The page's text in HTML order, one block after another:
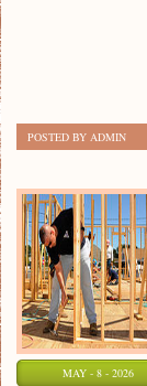
POSTED BY ADMIN
MAY - 8 - 2026